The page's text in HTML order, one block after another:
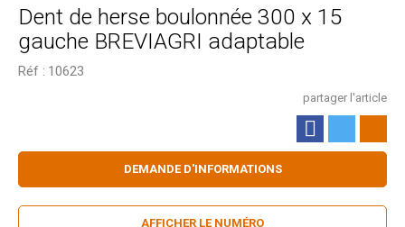
Dent de herse boulonnée 300 x 15
gauche BREVIAGRI adaptable
Réf : 10623
partager l'article
DEMANDE D'INFORMATIONS
AFFICHER LE NUMÉRO